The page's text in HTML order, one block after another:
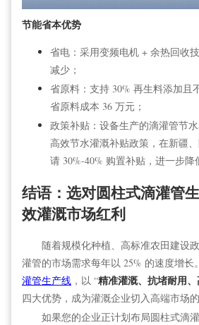
节能省本优势
省电：采用变频电机 + 余热回收
减少；
省原料：支持 30% 再生料添加且
省原料成本 36 万元；
政策补贴：设备生产的滴灌管节
高效节水灌溉补贴政策，在新疆
请 30%-40% 购置补贴，进一步降
结语：选对圆柱式滴灌管
效灌溉市场红利
随着规模化种植、高标准农田建设
灌管的市场需求每年以 25% 的速度增长
灌管生产线 ，以 “精准灌溉、抗堵耐用
四大优势，成为灌溉企业切入高端市场的
如果您的企业正计划布局圆柱式滴灌